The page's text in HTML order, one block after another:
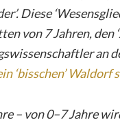
Diese
von 7 Jahren, den
an
‘bisschen’ Waldorf
– von 0–7 Jahre